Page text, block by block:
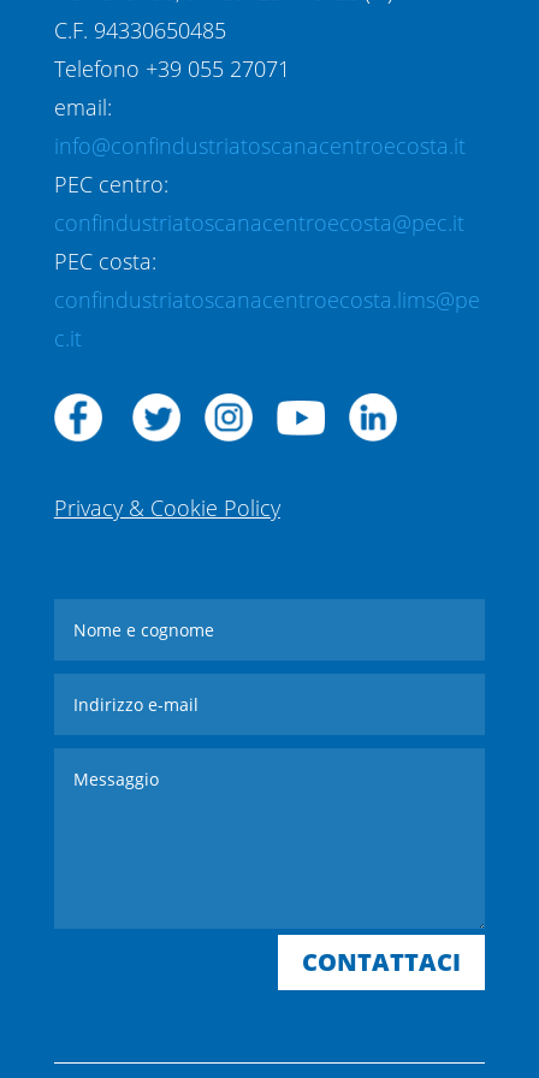
C.F. 94330650485
Telefono +39 055 27071
email:
info@confindustriatoscanacentroecosta.it
PEC centro:
confindustriatoscanacentroecosta@pec.it
PEC costa:
confindustriatoscanacentroecosta.lims@pe
c.it
Privacy & Cookie Policy
CONTATTACI